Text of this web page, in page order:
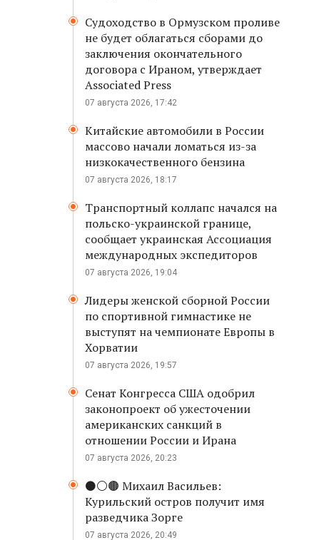
Судоходство в Ормузском проливе
не будет облагаться сборами до
заключения окончательного
договора с Ираном, утверждает
Associated Press
07 августа 2026, 17:42
Китайские автомобили в России
массово начали ломаться из-за
низкокачественного бензина
07 августа 2026, 18:17
Транспортный коллапс начался на
польско-украинской границе,
сообщает украинская Ассоциация
международных экспедиторов
07 августа 2026, 19:04
Лидеры женской сборной России
по спортивной гимнастике не
выступят на чемпионате Европы в
Хорватии
07 августа 2026, 19:57
Сенат Конгресса США одобрил
законопроект об ужесточении
американских санкций в
отношении России и Ирана
07 августа 2026, 20:23
⚫️⚪️🟤 Михаил Васильев:
Курильский остров получит имя
разведчика Зорге
07 августа 2026, 20:49